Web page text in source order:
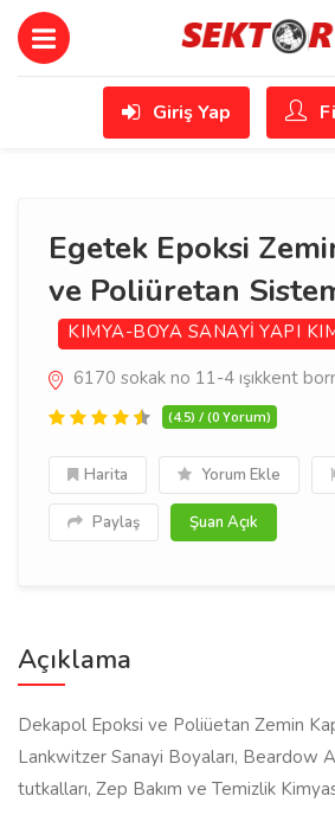
Giriş Yap
Egetek Epoksi
ve Poliüretan
KIMYA-BOYA SANAYİ YAPI
6170 sokak no 11-4 ışıkkent
(4.5) / (0 Yorum)
Harita Yorum Ekle
Paylaş Şuan Açık
Açıklama
Dekapol Epoksi ve Poliüetan Zemin
Lankwitzer Sanayi Boyaları, Beardow
tutkalları, Zep Bakım ve Temizlik